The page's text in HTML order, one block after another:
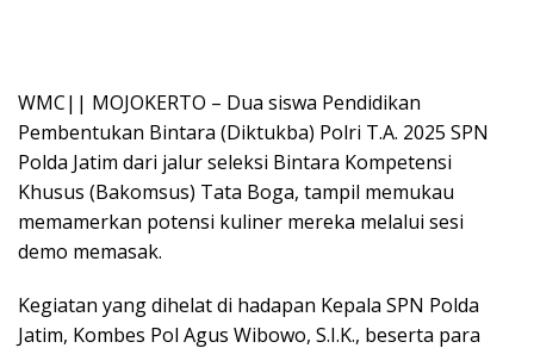
WMC|| MOJOKERTO – Dua siswa Pendidikan
Pembentukan Bintara (Diktukba) Polri T.A. 2025 SPN
Polda Jatim dari jalur seleksi Bintara Kompetensi
Khusus (Bakomsus) Tata Boga, tampil memukau
memamerkan potensi kuliner mereka melalui sesi
demo memasak.
Kegiatan yang dihelat di hadapan Kepala SPN Polda
Jatim, Kombes Pol Agus Wibowo, S.I.K., beserta para